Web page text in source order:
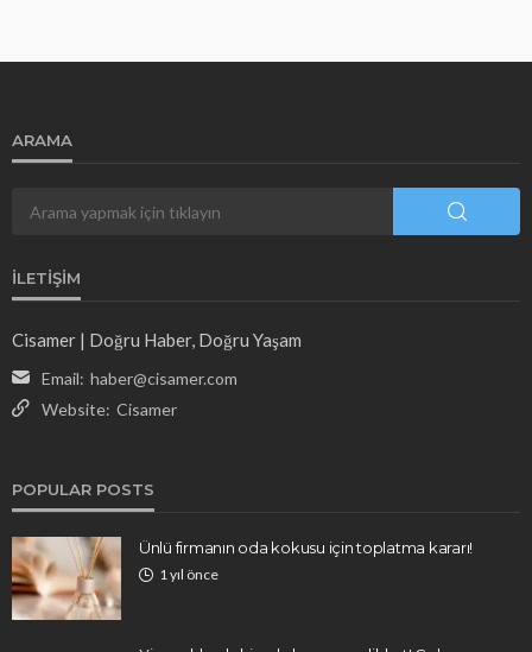
ARAMA
İLETIŞIM
Cisamer | Doğru Haber, Doğru Yaşam
Email: haber@cisamer.com
Website: Cisamer
POPULAR POSTS
Ünlü firmanın oda kokusu için toplatma kararı!
1 yıl önce